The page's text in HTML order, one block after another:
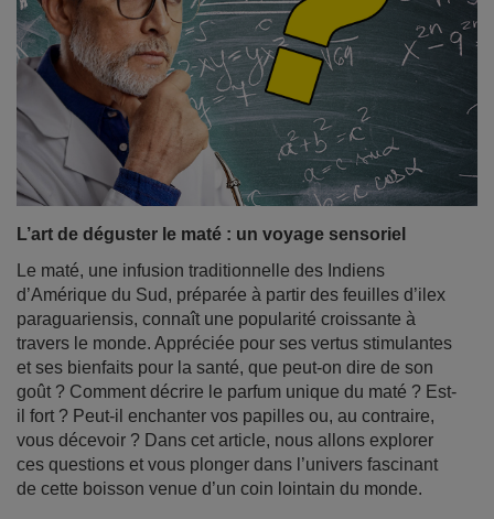
L’art de déguster le maté : un voyage sensoriel
Le maté, une infusion traditionnelle des Indiens
d’Amérique du Sud, préparée à partir des feuilles d’ilex
paraguariensis, connaît une popularité croissante à
travers le monde. Appréciée pour ses vertus stimulantes
et ses bienfaits pour la santé, que peut-on dire de son
goût ? Comment décrire le parfum unique du maté ? Est-
il fort ? Peut-il enchanter vos papilles ou, au contraire,
vous décevoir ? Dans cet article, nous allons explorer
ces questions et vous plonger dans l’univers fascinant
de cette boisson venue d’un coin lointain du monde.